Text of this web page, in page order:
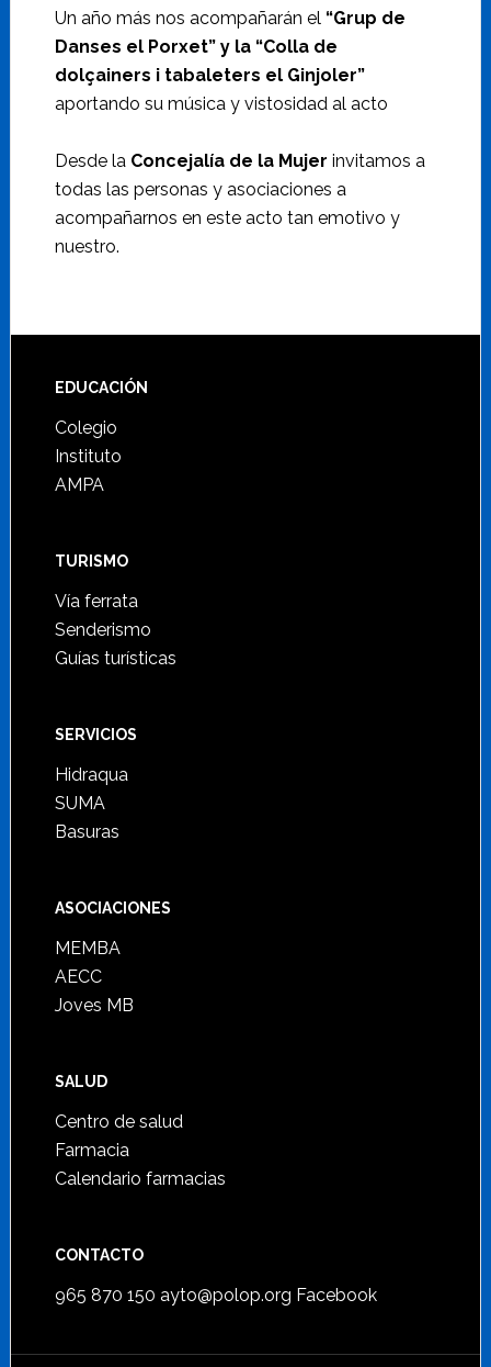
Un año más nos acompañarán el “Grup de
Danses el Porxet” y la “Colla de
dolçainers i tabaleters el Ginjoler”
aportando su música y vistosidad al acto
Desde la Concejalía de la Mujer invitamos a
todas las personas y asociaciones a
acompañarnos en este acto tan emotivo y
nuestro.
Footer
EDUCACIÓN
Colegio
Instituto
AMPA
TURISMO
Vía ferrata
Senderismo
Guías turísticas
SERVICIOS
Hidraqua
SUMA
Basuras
ASOCIACIONES
MEMBA
AECC
Joves MB
SALUD
Centro de salud
Farmacia
Calendario farmacias
CONTACTO
965 870 150 ayto@polop.org Facebook